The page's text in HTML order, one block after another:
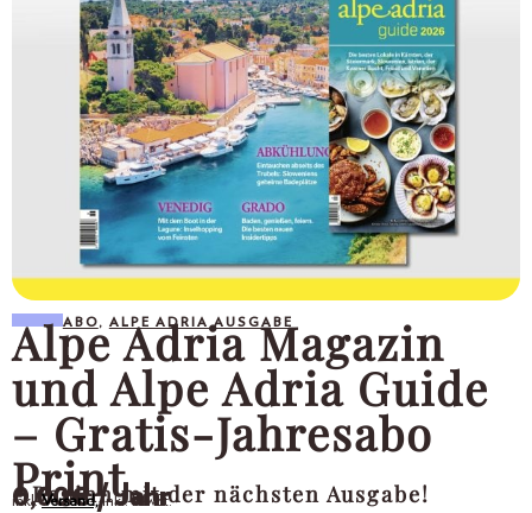
ABO, ALPE ADRIA AUSGABE
Alpe Adria Magazin
und Alpe Adria Guide
– Gratis-Jahresabo
Print
- Beginn mit der nächsten Ausgabe!
0,00€ / Jahr
inkl.Versand,inkl. MwSt.